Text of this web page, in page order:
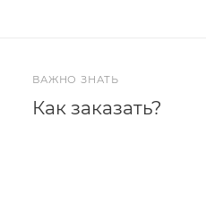
ВАЖНО ЗНАТЬ
Как заказать?